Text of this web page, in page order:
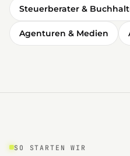
Steuerberater &
Agenturen & Medien
SO STARTEN WIR